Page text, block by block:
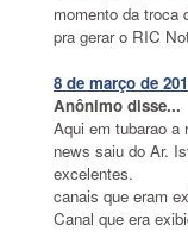
momento da troca
pra gerar o RIC
8 de março de
Anônimo disse...
Aqui em tubarao a
news saiu do Ar.
excelentes.
canais que eram
Canal que era